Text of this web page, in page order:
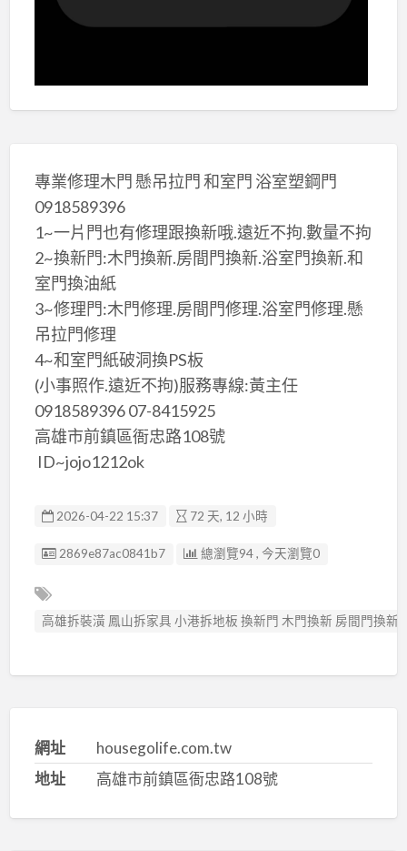
專業修理木門 懸吊拉門 和室門 浴室塑鋼門
0918589396
1~一片門也有修理跟換新哦.遠近不拘.數量不拘
2~換新門:木門換新.房間門換新.浴室門換新.和
室門換油紙
3~修理門:木門修理.房間門修理.浴室門修理.懸
吊拉門修理
4~和室門紙破洞換PS板
(小事照作.遠近不拘)服務專線:黃主任
0918589396 07-8415925
高雄市前鎮區衙忠路108號
ID~jojo1212ok
2026-04-22 15:37 72 天, 12 小時
廣告编號
2869e87ac0841b7 總瀏覽94 , 今天瀏覽0
高雄拆裝潢 鳳山拆家具 小港拆地板 換新門 木門換新 房間門換新
網址
housegolife.com.tw
地址
高雄市前鎮區衙忠路108號